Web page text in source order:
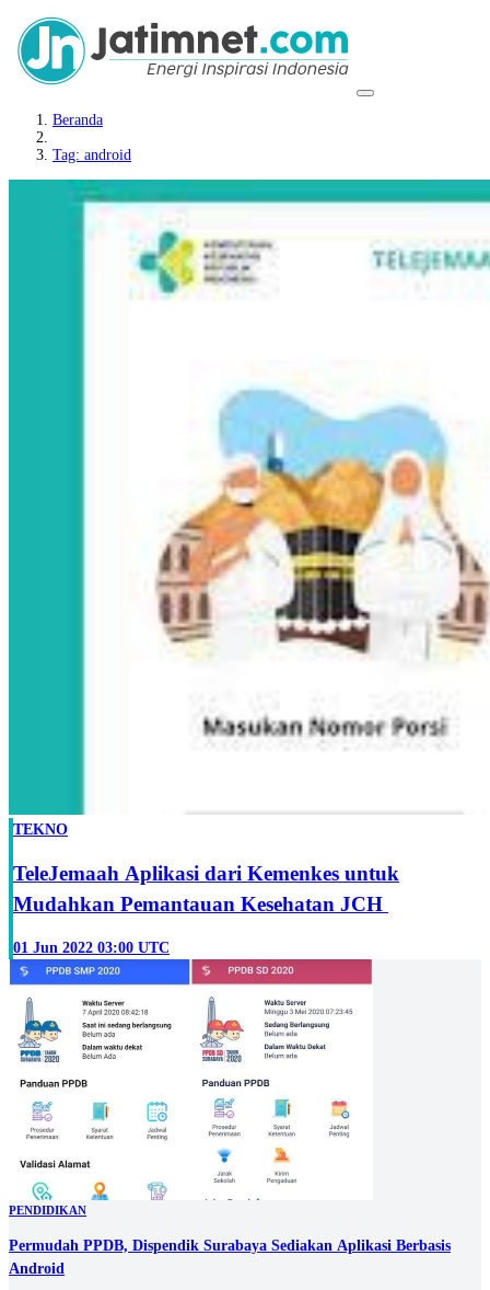
Beranda
Tag: android
TEKNO
TeleJemaah Aplikasi dari Kemenkes untuk
Mudahkan Pemantauan Kesehatan JCH
01 Jun 2022 03:00 UTC
PENDIDIKAN
Permudah PPDB, Dispendik Surabaya Sediakan Aplikasi Berbasis
Android